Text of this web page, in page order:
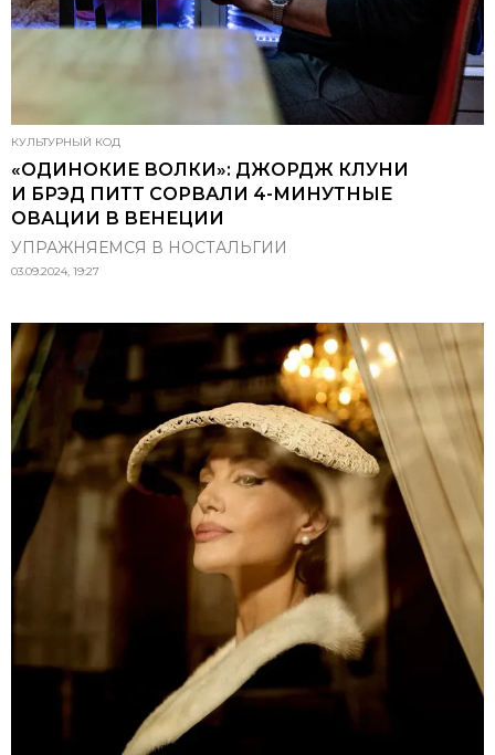
КУЛЬТУРНЫЙ КОД
«ОДИНОКИЕ ВОЛКИ»: ДЖОРДЖ КЛУНИ
И БРЭД ПИТТ СОРВАЛИ 4-МИНУТНЫЕ
ОВАЦИИ В ВЕНЕЦИИ
УПРАЖНЯЕМСЯ В НОСТАЛЬГИИ
03.09.2024, 19:27